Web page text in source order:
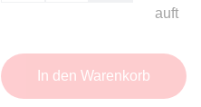
auft
In den Warenkorb